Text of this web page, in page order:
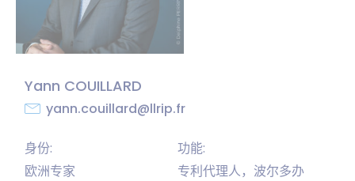
Yann COUILLARD
yann.couillard@llrip.fr
身份:
欧洲专家
功能:
专利代理人，波尔多办